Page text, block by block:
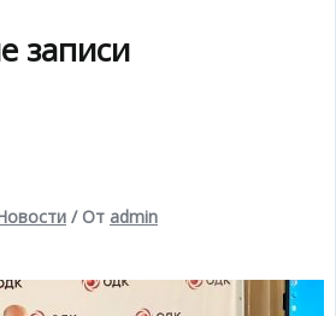
записи
/ От admin